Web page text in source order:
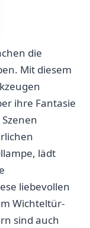
die
Mit​ diesem‍
ihre Fantasie⁣
lädt
liebevollen
Wichteltür-
sind auch